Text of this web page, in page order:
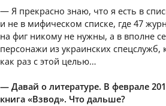
— Я прекрасно знаю, что я есть в
и не в мифическом списке, где 47
на фиг никому не нужны, а в вполне
персонажи из украинских спецслужб,
как раз с этой целью…
— Давай о литературе. В феврале
книга «Взвод». Что дальше?